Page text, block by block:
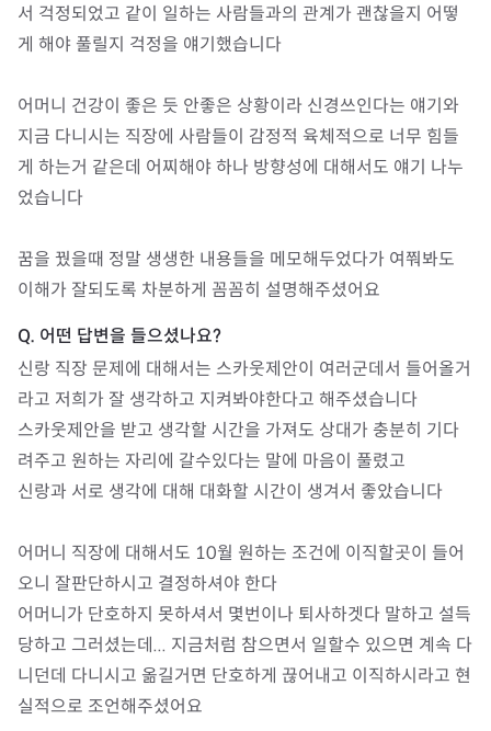
서 걱정되었고 같이 일하는 사람들과의 관계가 괜찮을지 어떻
게 해야 풀릴지 걱정을 얘기했습니다
어머니 건강이 좋은 듯 안좋은 상황이라 신경쓰인다는 얘기와
지금 다니시는 직장에 사람들이 감정적 육체적으로 너무 힘들
게 하는거 같은데 어찌해야 하나 방향성에 대해서도 얘기 나누
었습니다
꿈을 꿨을때 정말 생생한 내용들을 메모해두었다가 여쭤봐도
이해가 잘되도록 차분하게 꼼꼼히 설명해주셨어요
신랑 직장 문제에 대해서는 스카웃제안이 여러군데서 들어올거
라고 저희가 잘 생각하고 지켜봐야한다고 해주셨습니다
스카웃제안을 받고 생각할 시간을 가져도 상대가 충분히 기다
려주고 원하는 자리에 갈수있다는 말에 마음이 풀렸고
신랑과 서로 생각에 대해 대화할 시간이 생겨서 좋았습니다
어머니 직장에 대해서도 10월 원하는 조건에 이직할곳이 들어
오니 잘판단하시고 결정하셔야 한다
어머니가 단호하지 못하셔서 몇번이나 퇴사하겟다 말하고 설득
당하고 그러셨는데... 지금처럼 참으면서 일할수 있으면 계속 다
니던데 다니시고 옮길거면 단호하게 끊어내고 이직하시라고 현
실적으로 조언해주셨어요